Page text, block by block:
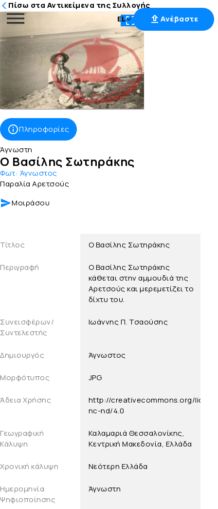
Μετάβαση
στο
περιεχόμενο
EL Ανέβαστε
Πίσω στα Αντικείμενα της Συλλογής
Πληροφορίες
Άγνωστη
Ο Βασίλης Σωτηράκης
Φωτ: Άγνωστος
Παραλία Αρετσούς
Μοιράσου
Τίτλος Ο Βασίλης Σωτηράκης
Περιγραφή
Ο Βασίλης Σωτηράκης
κάθεται στην αμμουδιά της
Αρετσούς και μερεμετίζει το
δίχτυ του.
Συνεισφέρων/
Συντελεστής
Ιωάννης Π. Τσαούσης
Δημιουργός Άγνωστος
Μορφότυπος JPG
Άδεια Χρήσης
http://creativecommons.org/
nc-nd/4.0
Γεωγραφική
Κάλυψη
Καλαμαριά Θεσσαλονίκης,
Κεντρική Μακεδονία, Ελλάδα
Χρονική κάλυψη Νεότερη Ελλάδα
Ημερομηνία
Ψηφιοποίησης
Άγνωστη